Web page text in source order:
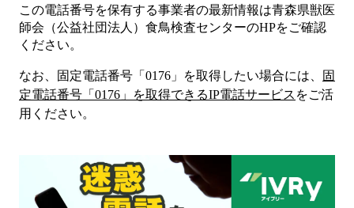
この電話番号を保有する事業者の最新情報は青森県獣医
師会（公益社団法人）食鳥検査センターのHPをご確認
ください。
なお、固定電話番号「 0176 」を取得したい場合には、
固
定電話番号「 0176 」を取得できるIP電話サービス をご活
用ください。